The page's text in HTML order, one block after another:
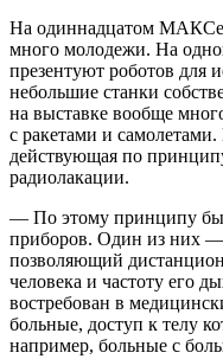
На одиннадцатом МАКСе
много молодежи. На
презентуют роботов для
небольшие станки
на выставке вообще
с ракетами и
действующая по
радиолакации.
— По этому принципу
приборов. Один из них —
позволяющий
человека и частоту его
востребован в
больные, доступ к телу
например, больные с